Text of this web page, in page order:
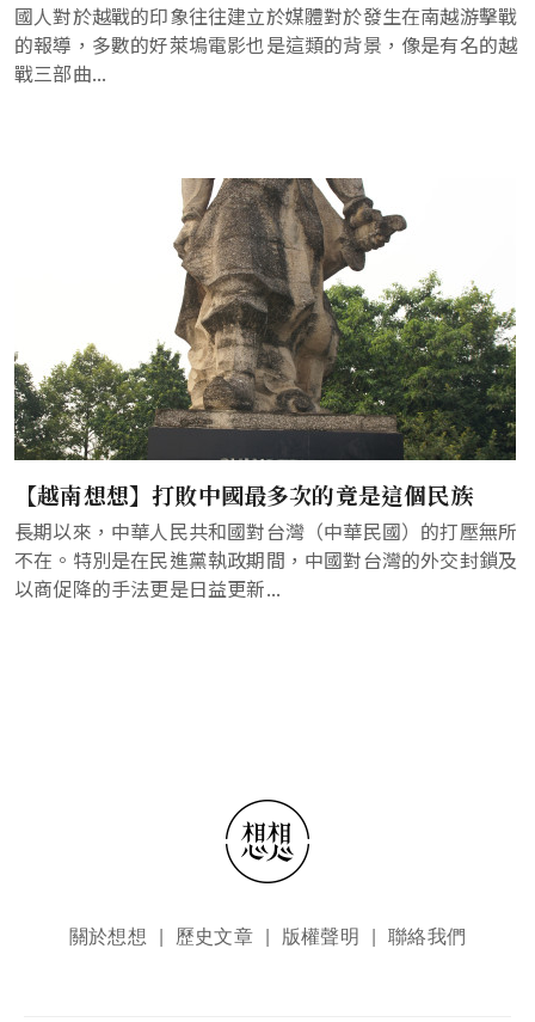
國人對於越戰的印象往往建立於媒體對於發生在南越游擊戰
的報導，多數的好萊塢電影也是這類的背景，像是有名的越
戰三部曲...
【越南想想】打敗中國最多次的竟是這個民族
長期以來，中華人民共和國對台灣（中華民國）的打壓無所
不在。特別是在民進黨執政期間，中國對台灣的外交封鎖及
以商促降的手法更是日益更新...
頁尾選單關於想想 歷史文章 版權聲明 聯絡我們